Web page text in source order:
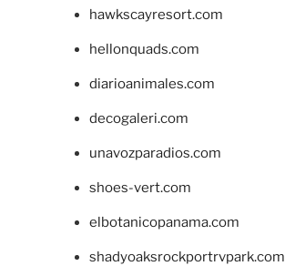
hawkscayresort.com
hellonquads.com
diarioanimales.com
decogaleri.com
unavozparadios.com
shoes-vert.com
elbotanicopanama.com
shadyoaksrockportrvpark.com